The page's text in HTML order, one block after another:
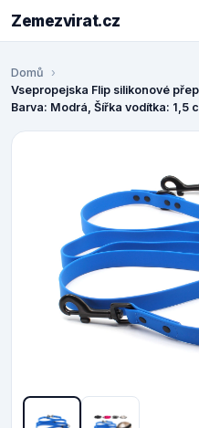
Zemezvirat.cz
Domů
Vsepropejska Flip silikonové
Barva: Modrá, Šířka vodítka: 1,5